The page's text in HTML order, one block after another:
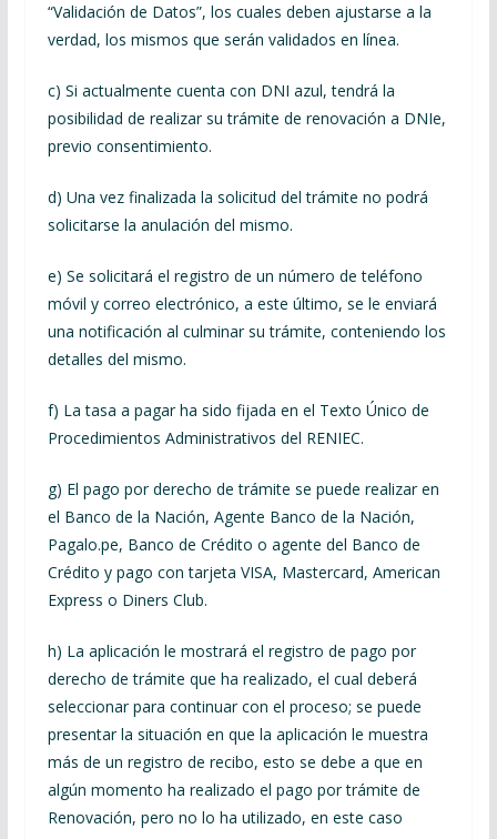
“Validación de Datos”, los cuales deben ajustarse a la
verdad, los mismos que serán validados en línea.
c) Si actualmente cuenta con DNI azul, tendrá la
posibilidad de realizar su trámite de renovación a DNIe,
previo consentimiento.
d) Una vez finalizada la solicitud del trámite no podrá
solicitarse la anulación del mismo.
e) Se solicitará el registro de un número de teléfono
móvil y correo electrónico, a este último, se le enviará
una notificación al culminar su trámite, conteniendo los
detalles del mismo.
f) La tasa a pagar ha sido fijada en el Texto Único de
Procedimientos Administrativos del RENIEC.
g) El pago por derecho de trámite se puede realizar en
el Banco de la Nación, Agente Banco de la Nación,
Pagalo.pe, Banco de Crédito o agente del Banco de
Crédito y pago con tarjeta VISA, Mastercard, American
Express o Diners Club.
h) La aplicación le mostrará el registro de pago por
derecho de trámite que ha realizado, el cual deberá
seleccionar para continuar con el proceso; se puede
presentar la situación en que la aplicación le muestra
más de un registro de recibo, esto se debe a que en
algún momento ha realizado el pago por trámite de
Renovación, pero no lo ha utilizado, en este caso